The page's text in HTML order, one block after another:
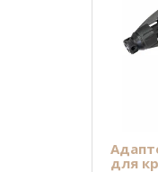
для